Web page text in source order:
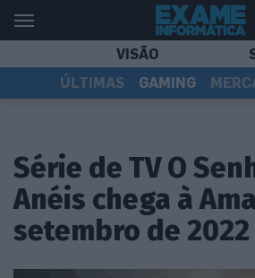
VISÃO
ÚLTIMAS
GAMING
Série de TV O
Anéis chega à
setembro de 2022